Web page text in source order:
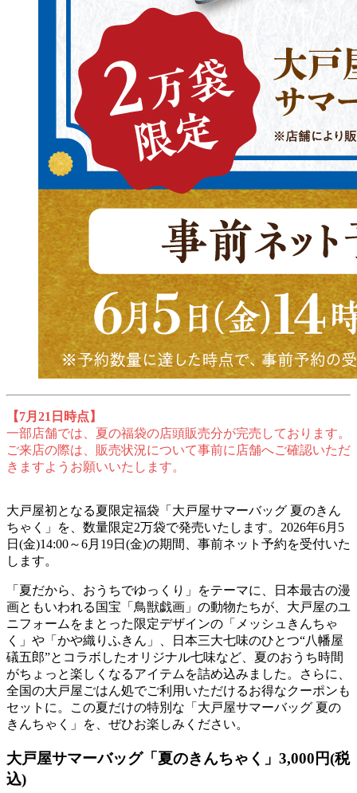
【7月21日時点】
一部店舗では、夏の福袋の店頭販売分が完売しております。
ご来店の際は、販売状況について事前に店舗へご確認いただ
きますようお願いいたします。
大戸屋初となる夏限定福袋「大戸屋サマーバッグ 夏のきん
ちゃく」を、数量限定2万袋で発売いたします。2026年6月5
日(金)14:00～6月19日(金)の期間、事前ネット予約を受付いた
します。
「夏だから、おうちでゆっくり」をテーマに、日本最古の漫
画ともいわれる国宝「鳥獣戯画」の動物たちが、大戸屋のユ
ニフォームをまとった限定デザインの「メッシュきんちゃ
く」や「かや織りふきん」、日本三大七味のひとつ“八幡屋
礒五郎”とコラボしたオリジナル七味など、夏のおうち時間
がちょっと楽しくなるアイテムを詰め込みました。さらに、
全国の大戸屋ごはん処でご利用いただけるお得なクーポンも
セットに。この夏だけの特別な「大戸屋サマーバッグ 夏の
きんちゃく」を、ぜひお楽しみください。
大戸屋サマーバッグ「夏のきんちゃく」3,000円(税
込)